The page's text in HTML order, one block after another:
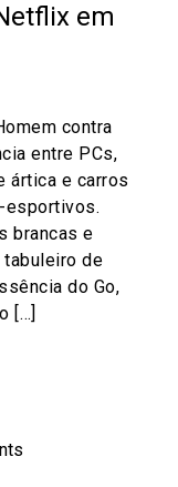
em
contra
entre PCs,
ártica e carros
esportivos.
brancas e
de
do Go,
[…]